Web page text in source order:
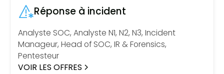
Réponse à incident
Analyste SOC, Analyste N1, N2, N3, Incident
Manageur, Head of SOC, IR & Forensics,
Pentesteur
VOIR LES OFFRES